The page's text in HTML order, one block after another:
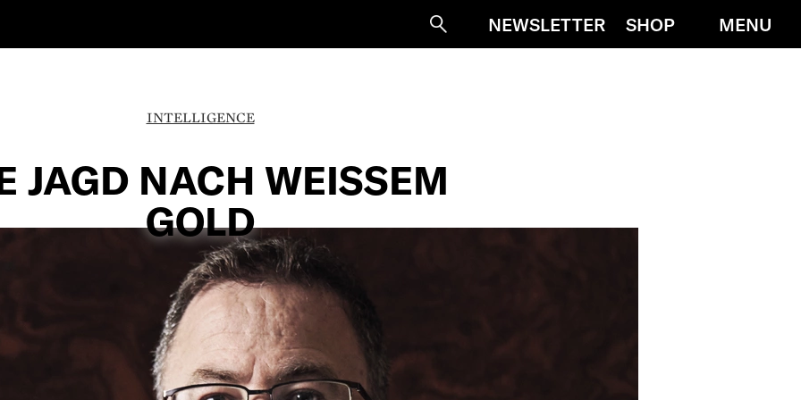
SucheNEWSLETTER SHOP MENU
INTELLIGENCE
JAGD NACH WEISSEM
GOLD